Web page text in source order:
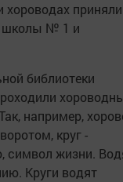
хороводах приняли
школы № 1 и
библиотеки
например,
круг -
символ жизни.
Круги водят